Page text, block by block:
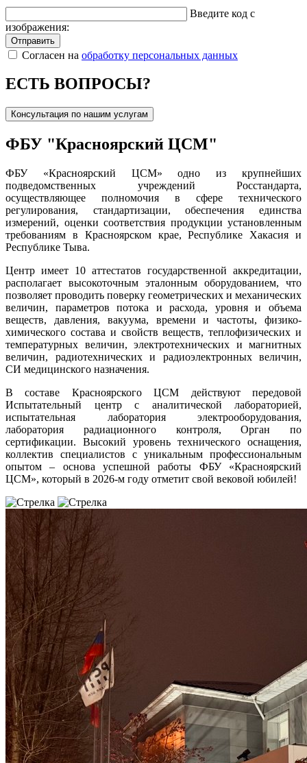
Введите код с
изображения:
Отправить
Согласен на обработку персональных данных
ЕСТЬ ВОПРОСЫ?
Консультация по нашим услугам
ФБУ "Красноярский ЦСМ"
ФБУ «Красноярский ЦСМ» одно из крупнейших
подведомственных учреждений Росстандарта,
осуществляющее полномочия в сфере технического
регулирования, стандартизации, обеспечения единства
измерений, оценки соответствия продукции установленным
требованиям в Красноярском крае, Республике Хакасия и
Республике Тыва.
Центр имеет 10 аттестатов государственной аккредитации,
располагает высокоточным эталонным оборудованием, что
позволяет проводить поверку геометрических и механических
величин, параметров потока и расхода, уровня и объема
веществ, давления, вакуума, времени и частоты, физико-
химического состава и свойств веществ, теплофизических и
температурных величин, электротехнических и магнитных
величин, радиотехнических и радиоэлектронных величин,
СИ медицинского назначения.
В составе Красноярского ЦСМ действуют передовой
Испытательный центр с аналитической лабораторией,
испытательная лаборатория электрооборудования,
лаборатория радиационного контроля, Орган по
сертификации. Высокий уровень технического оснащения,
коллектив специалистов с уникальным профессиональным
опытом – основа успешной работы ФБУ «Красноярский
ЦСМ», который в 2026-м году отметит свой вековой юбилей!